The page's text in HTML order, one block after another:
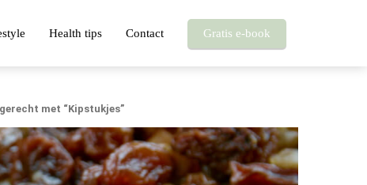
Health tips Contact Gratis e-book
met “Kipstukjes”